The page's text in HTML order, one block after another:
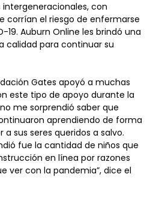
con
corrían el riesgo de enfermarse
19. Auburn Online les brindó una
calidad para continuar su
Gates apoyó a muchas
este tipo de apoyo durante la
me sorprendió saber que
aprendiendo de forma
sus seres queridos a salvo.
fue la cantidad de niños que
en línea por razones
ver con la pandemia”, dice el